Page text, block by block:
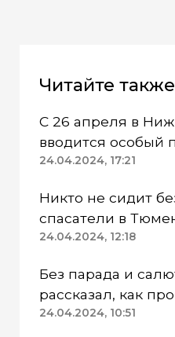
Читайте также
С 26 апреля в
вводится особый
режим
24.04.2024, 17:21
Никто не сидит
спасатели в
работают в две
24.04.2024, 12:18
Без парада и
рассказал, как
24.04.2024, 10:51